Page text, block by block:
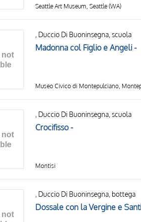
Seattle Art Museum, Seattle (WA)
, Duccio Di Buoninsegna, scuola
Madonna col Figlio e Angeli -
Museo Civico di Montepulciano,
, Duccio Di Buoninsegna, scuola
Crocifisso -
Montisi
, Duccio Di Buoninsegna, bottega
Dossale con la Vergine e